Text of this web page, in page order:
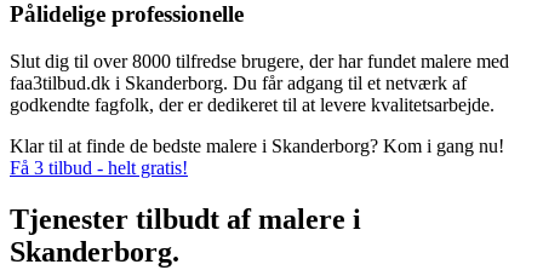
Pålidelige professionelle
Slut dig til over 8000 tilfredse brugere, der har fundet malere med
faa3tilbud.dk i Skanderborg. Du får adgang til et netværk af
godkendte fagfolk, der er dedikeret til at levere kvalitetsarbejde.
Klar til at finde de bedste malere i Skanderborg? Kom i gang nu!
Få 3 tilbud - helt gratis!
Tjenester tilbudt af malere i
Skanderborg.